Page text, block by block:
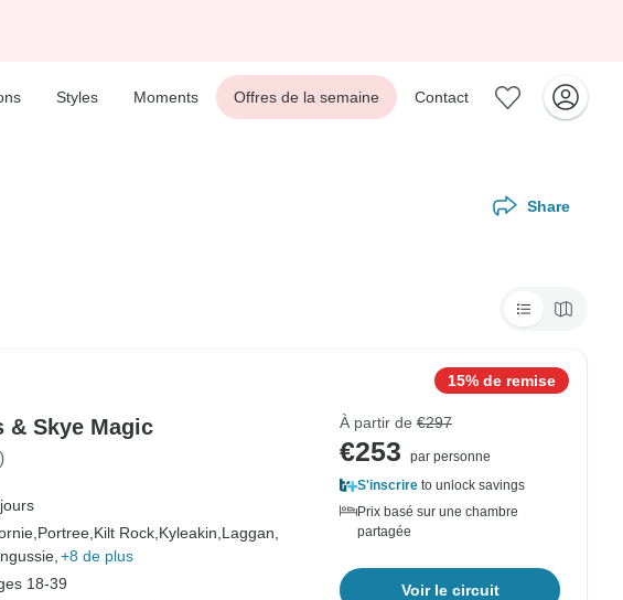
Styles Moments Offres de la semaine Contact
Share
& Skye Magic
Portree, Kilt Rock, Kyleakin, Laggan,
+8 de plus
18-39
15% de remise
À partir de €297
€253
par personne
S'inscrire to unlock savings
Prix basé sur une chambre
partagée
Voir le circuit